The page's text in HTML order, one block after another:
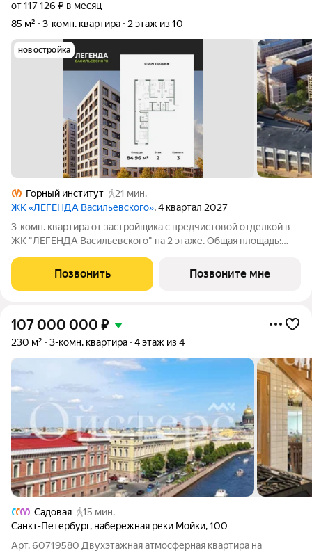
от 117 126 ₽ в месяц
85 м²
3-комн. квартира 2 этаж из 10
новостройка
Горный институт
21 мин.
ЖК «ЛЕГЕНДА Васильевского», 4 квартал 2027
3-комн. квартира от застройщика с предчистовой отделкой в
ЖК "ЛЕГЕНДА Васильевского" на 2 этаже. Общая площадь:
столовой: 25.8 кв.м. Квартира - распашонка, без проходных
комнат, окна выходят на
Позвонить Позвоните мне
107 000 000 ₽
230 м² 3-комн. квартира 4 этаж из 4
Садовая
15 мин.
Санкт-Петербург, набережная реки Мойки,100
Арт. 60719580 Двухэтажная атмосферная квартира на